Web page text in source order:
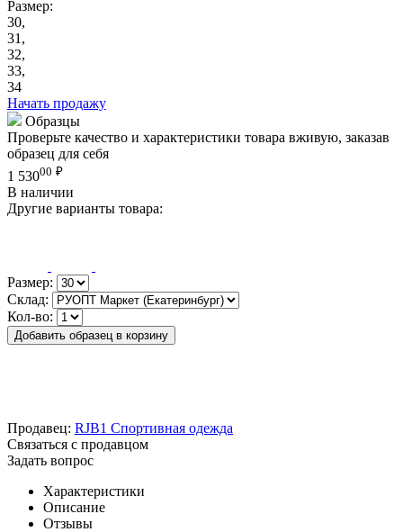
Размер:
30,
31,
32,
33,
34
Начать продажу
Образцы
Проверьте качество и характеристики товара вживую, заказав
образец для себя
1 53000 ₽
В наличии
Другие варианты товара:
Размер:
Склад:
Кол-во:
Добавить образец в корзину
Продавец: RJB1 Спортивная одежда
Связаться с продавцом
Задать вопрос
Характеристики
Описание
Отзывы